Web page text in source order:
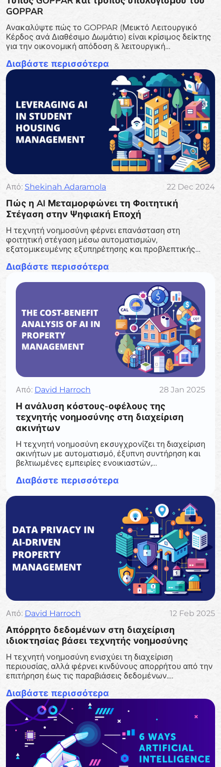
GOPPAR
Ανακαλύψτε πώς το GOPPAR (Μεικτό Λειτουργικό
Κέρδος ανά Διαθέσιμο Δωμάτιο) είναι κρίσιμος δείκτης
για την οικονομική απόδοση & λειτουργική
τύπο, τα πλεονεκτήματά του έναντι παραδοσιακών
δεικτών εσόδων.
Διαβάστε περισσότερα
Από: Shekinah Adaramola 22 Dec 2024
Πώς η AI Μεταμορφώνει τη Φοιτητική
Στέγαση στην Ψηφιακή Εποχή
Η τεχνητή νοημοσύνη φέρνει επανάσταση στη
φοιτητική στέγαση μέσω αυτοματισμών,
εξατομικευμένης εξυπηρέτησης και προβλεπτικής
εμπειρία των φοιτητών.
Διαβάστε περισσότερα
Από: David Harroch 28 Jan 2025
Η ανάλυση κόστους-οφέλους της
τεχνητής νοημοσύνης στη διαχείριση
ακινήτων
Η τεχνητή νοημοσύνη εκσυγχρονίζει τη διαχείριση
ακινήτων με αυτοματισμό, έξυπνη συντήρηση και
βελτιωμένες εμπειρίες ενοικιαστών,
κόστους και αποτελεσματικότητα.
Διαβάστε περισσότερα
Από: David Harroch 12 Feb 2025
Απόρρητο δεδομένων στη διαχείριση
ιδιοκτησίας βάσει τεχνητής νοημοσύνης
Η τεχνητή νοημοσύνη ενισχύει τη διαχείριση
περιουσίας, αλλά φέρνει κινδύνους απορρήτου από την
επιτήρηση έως τις παραβιάσεις δεδομένων.
βέλτιστες πρακτικές για ασφαλή χρήση AI.
Διαβάστε περισσότερα